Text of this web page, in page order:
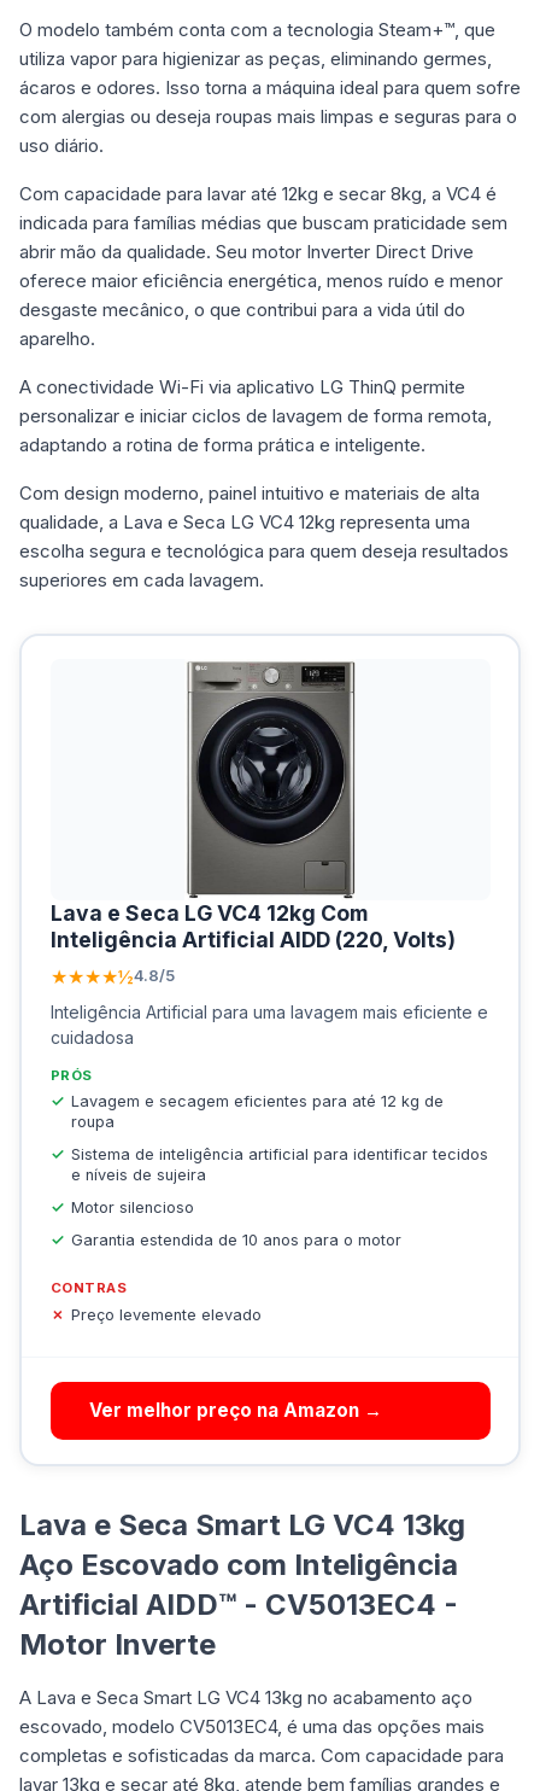
O modelo também conta com a tecnologia Steam+™, que
utiliza vapor para higienizar as peças, eliminando germes,
ácaros e odores. Isso torna a máquina ideal para quem sofre
com alergias ou deseja roupas mais limpas e seguras para o
uso diário.
Com capacidade para lavar até 12kg e secar 8kg, a VC4 é
indicada para famílias médias que buscam praticidade sem
abrir mão da qualidade. Seu motor Inverter Direct Drive
oferece maior eficiência energética, menos ruído e menor
desgaste mecânico, o que contribui para a vida útil do
aparelho.
A conectividade Wi-Fi via aplicativo LG ThinQ permite
personalizar e iniciar ciclos de lavagem de forma remota,
adaptando a rotina de forma prática e inteligente.
Com design moderno, painel intuitivo e materiais de alta
qualidade, a Lava e Seca LG VC4 12kg representa uma
escolha segura e tecnológica para quem deseja resultados
superiores em cada lavagem.
Lava e Seca LG VC4 12kg Com
Inteligência Artificial AIDD (220, Volts)
★★★★½4.8/5
Inteligência Artificial para uma lavagem mais eficiente e
cuidadosa
PRÓS
Lavagem e secagem eficientes para até 12 kg de
roupa
Sistema de inteligência artificial para identificar tecidos
e níveis de sujeira
Motor silencioso
Garantia estendida de 10 anos para o motor
CONTRAS
Preço levemente elevado
Ver melhor preço na Amazon →
Lava e Seca Smart LG VC4 13kg
Aço Escovado com Inteligência
Artificial AIDD™ - CV5013EC4 -
Motor Inverte
A Lava e Seca Smart LG VC4 13kg no acabamento aço
escovado, modelo CV5013EC4, é uma das opções mais
completas e sofisticadas da marca. Com capacidade para
lavar 13kg e secar até 8kg, atende bem famílias grandes e